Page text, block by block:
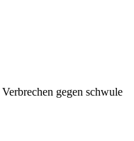
gegen schwule